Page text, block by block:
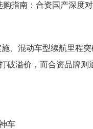
指南：合资国产深度对
、混动车型续航里程
破溢价，而合资品牌
车